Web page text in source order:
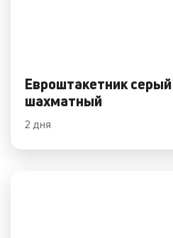
Евроштакетник
шахматный
2 дня